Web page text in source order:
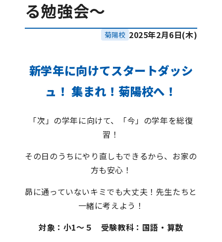
る勉強会〜
菊陽校 2025年2月6日(木)
新学年に向けてスタートダッシ
ュ！ 集まれ！菊陽校へ！
「次」の学年に向けて、「今」の学年を総復
習！
その日のうちにやり直しもできるから、お家の
方も安心！
昴に通っていないキミでも大丈夫！先生たちと
一緒に考えよう！
対象：小1〜５ 受験教科：国語・算数